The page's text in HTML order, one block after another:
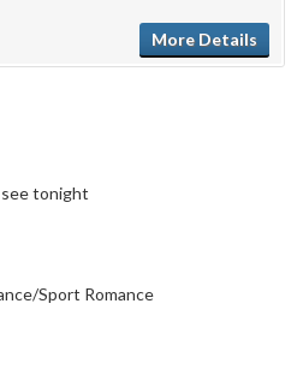
More Details
tonight
Sport Romance